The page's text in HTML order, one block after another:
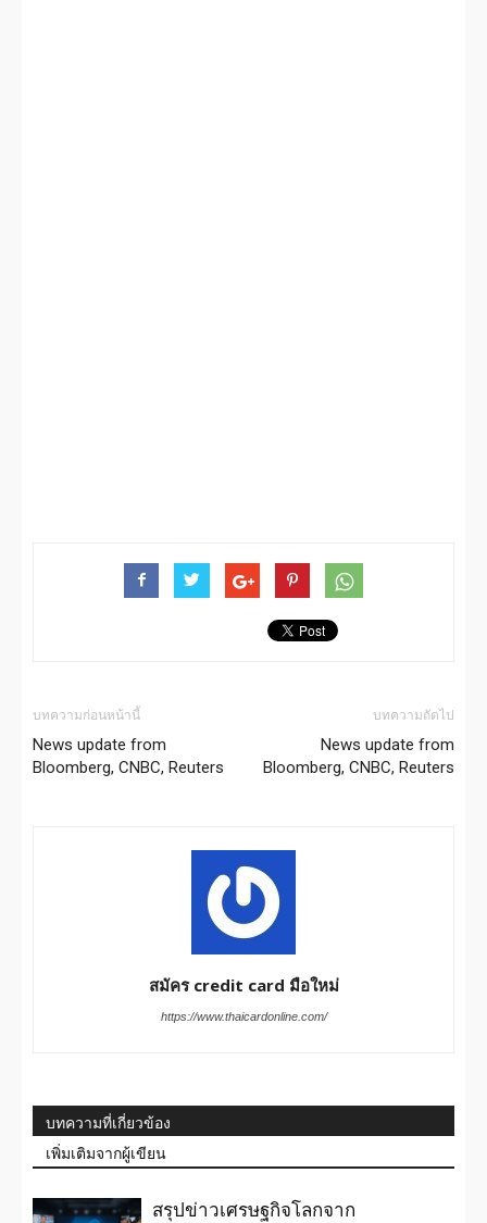
บทความก่อนหน้านี้
News update from
Bloomberg, CNBC, Reuters
บทความถัดไป
News update from
Bloomberg, CNBC, Reuters
สมัคร credit card มือใหม่
https://www.thaicardonline.com/
บทความที่เกี่ยวข้อง
เพิ่มเติมจากผู้เขียน
สรุปข่าวเศรษฐกิจโลกจาก